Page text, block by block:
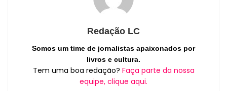
Redação LC
Somos um time de jornalistas apaixonados por
livros e cultura.
Tem uma boa redação? Faça parte da nossa
equipe, clique aqui.